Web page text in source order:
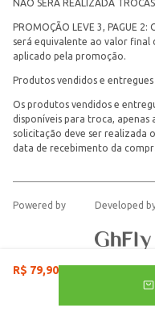
R$ 79,90
NÃO SERÁ REALIZADA
PROMOÇÃO LEVE 3, PAGUE
será equivalente ao valor
aplicado pela promoção.
Produtos vendidos e
Os produtos vendidos e
disponíveis para troca,
solicitação deve ser realizada
data de recebimento da
Powered by Developed